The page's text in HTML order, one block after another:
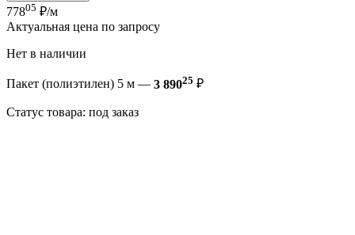
77805 ₽/м
Актуальная цена по запросу
Нет в наличии
Пакет (полиэтилен) 5 м — 3 89025 ₽
Статус товара: под заказ